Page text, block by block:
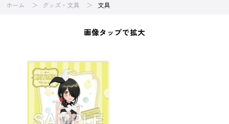
ホーム グッズ・文具 文具
画像タップで拡大